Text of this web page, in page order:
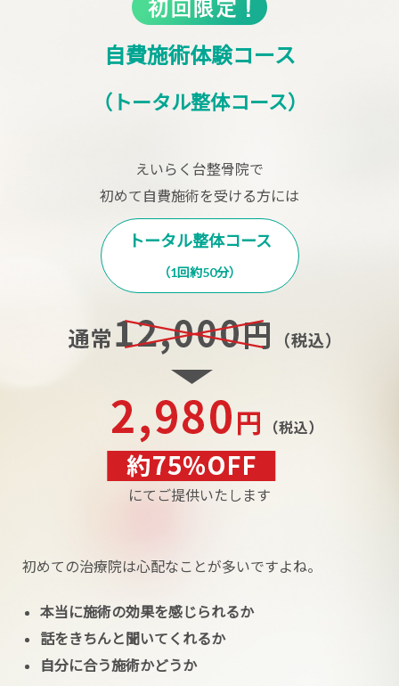
自費施術体験コース
（トータル整体コース）
えいらく台整骨院で
初めて自費施術を受ける方には
トータル整体コース
（1回約50分）
にてご提供いたします
初めての治療院は心配なことが多いですよね。
本当に施術の効果を感じられるか
話をきちんと聞いてくれるか
自分に合う施術かどうか